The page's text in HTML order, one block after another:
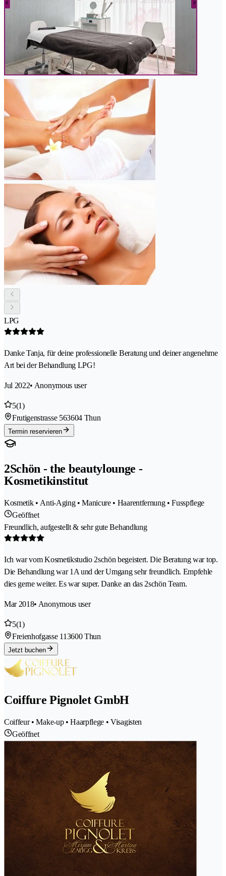
LPG
Danke Tanja, für deine professionelle Beratung und deiner angenehme
Art bei der Behandlung LPG!
Jul 2022• Anonymous user
5(1)
Frutigenstrasse 563604 Thun
Termin reservieren
2Schön - the beautylounge -
Kosmetikinstitut
Kosmetik • Anti-Aging • Manicure • Haarentfernung • Fusspflege
Geöffnet
Freundlich, aufgestellt & sehr gute Behandlung
Ich war vom Kosmetikstudio 2schön begeistert. Die Beratung war top.
Die Behandlung war 1A und der Umgang sehr freundlich. Empfehle
dies gerne weiter. Es war super. Danke an das 2schön Team.
Mar 2018• Anonymous user
5(1)
Freienhofgasse 113600 Thun
Jetzt buchen
Coiffure Pignolet GmbH
Coiffeur • Make-up • Haarpflege • Visagisten
Geöffnet